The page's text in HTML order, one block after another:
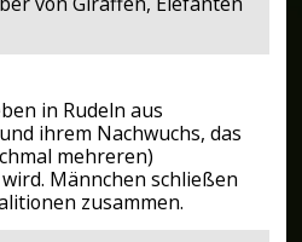
in Rudeln aus
ihrem Nachwuchs, das
mehreren)
Männchen schließen
zusammen.